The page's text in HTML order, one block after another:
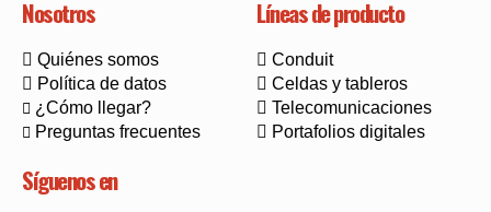
Nosotros
Quiénes somos
Política de datos
¿Cómo llegar?
Preguntas frecuentes
Líneas de producto
Conduit
Celdas y tableros
Telecomunicaciones
Portafolios digitales
Síguenos en